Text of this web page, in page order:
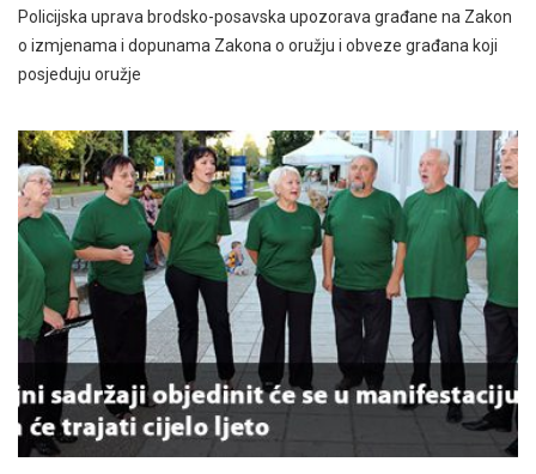
Policijska uprava brodsko-posavska upozorava građane na Zakon
o izmjenama i dopunama Zakona o oružju i obveze građana koji
posjeduju oružje